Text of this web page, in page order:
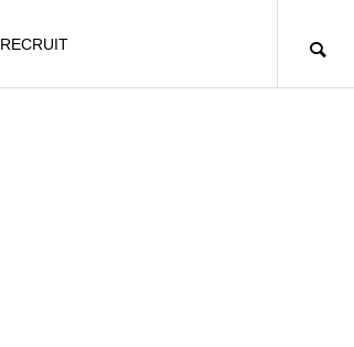
RECRUIT